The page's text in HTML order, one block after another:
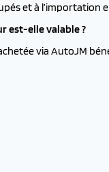
et à
est-elle valable ?
via AutoJM